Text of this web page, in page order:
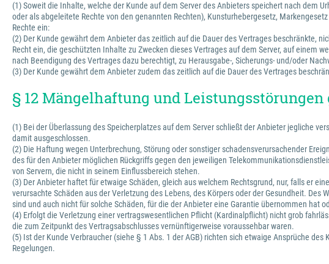
(1) Soweit die Inhalte, welche der Kunde auf dem Server des Anbieters speichert nach dem
oder als abgeleitete Rechte von den genannten Rechten), Kunsturhebergesetz,
Rechte ein:
(2) Der Kunde gewährt dem Anbieter das zeitlich auf die Dauer des Vertrages beschränkte,
Recht ein, die geschützten Inhalte zu Zwecken dieses Vertrages auf dem Server, auf einem
nach Beendigung des Vertrages dazu berechtigt, zu Herausgabe-, Sicherungs- und/oder
(3) Der Kunde gewährt dem Anbieter zudem das zeitlich auf die Dauer des Vertrages
§ 12 Mängelhaftung und
(1) Bei der Überlassung des Speicherplatzes auf dem Server schließt der Anbieter jegliche
damit ausgeschlossen.
(2) Die Haftung wegen Unterbrechung, Störung oder sonstiger schadensverursachender
des für den Anbieter möglichen Rückgriffs gegen den jeweiligen
von Servern, die nicht in seinem Einflussbereich stehen.
(3) Der Anbieter haftet für etwaige Schäden, gleich aus welchem Rechtsgrund, nur, falls er
verursachte Schäden aus der Verletzung des Lebens, des Körpers oder der Gesundheit.
sind und auch nicht für solche Schäden, für die der Anbieter eine Garantie übernommen
(4) Erfolgt die Verletzung einer vertragswesentlichen Pflicht (Kardinalpflicht) nicht grob
die zum Zeitpunkt des Vertragsabschlusses vernünftigerweise voraussehbar waren.
(5) Ist der Kunde Verbraucher (siehe § 1 Abs. 1 der AGB) richten sich etwaige Ansprüche
Regelungen.